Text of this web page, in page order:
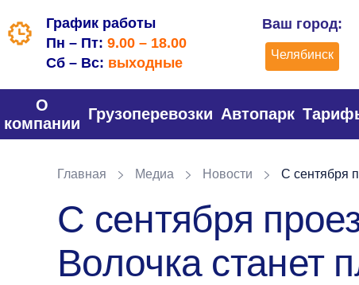
График работы
Пн – Пт: 9.00 – 18.00
Сб – Вс: выходные
Ваш город:
Челябинск
О
компании
Грузоперевозки Автопарк
Главная Медиа Новости С сентября
С сентября
Волочка станет